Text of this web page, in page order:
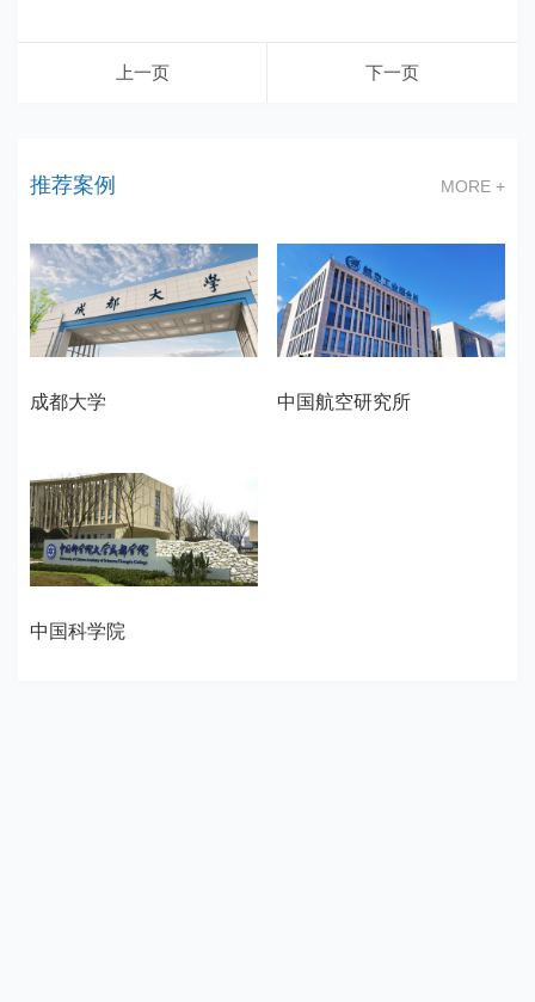
上一页 下一页
推荐案例 MORE +
成都大学 中国航空研究所
中国科学院